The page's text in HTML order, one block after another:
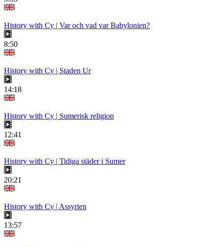
History with Cy | Var och vad var Babylonien?
8:50
History with Cy | Staden Ur
14:18
History with Cy | Sumerisk religion
12:41
History with Cy | Tidiga städer i Sumer
20:21
History with Cy | Assyrien
13:57